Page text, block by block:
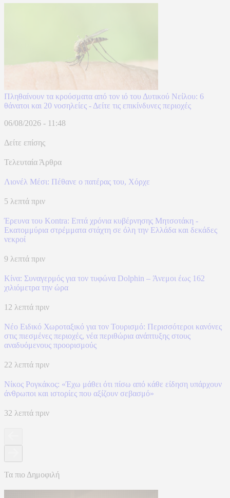
Πληθαίνουν τα κρούσματα από τον ιό του Δυτικού Νείλου: 6
θάνατοι και 20 νοσηλείες - Δείτε τις επικίνδυνες περιοχές
06/08/2026 - 11:48
Δείτε επίσης
Τελευταία Άρθρα
Λιονέλ Μέσι: Πέθανε ο πατέρας του, Χόρχε
5 λεπτά πριν
Έρευνα του Kontra: Επτά χρόνια κυβέρνησης Μητσοτάκη -
Εκατομμύρια στρέμματα στάχτη σε όλη την Ελλάδα και δεκάδες
νεκροί
9 λεπτά πριν
Κίνα: Συναγερμός για τον τυφώνα Dolphin – Άνεμοι έως 162
χιλιόμετρα την ώρα
12 λεπτά πριν
Νέο Ειδικό Χωροταξικό για τον Τουρισμό: Περισσότεροι κανόνες
στις πιεσμένες περιοχές, νέα περιθώρια ανάπτυξης στους
αναδυόμενους προορισμούς
22 λεπτά πριν
Νίκος Ρογκάκος: «Έχω μάθει ότι πίσω από κάθε είδηση υπάρχουν
άνθρωποι και ιστορίες που αξίζουν σεβασμό»
32 λεπτά πριν
Τα πιο Δημοφιλή